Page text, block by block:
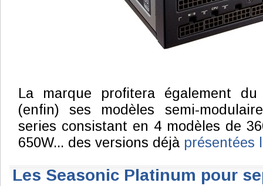
La marque profitera également
(enfin) ses modèles semi-
series consistant en 4 modèles de
650W... des versions déjà présentées
Les Seasonic Platinum pour